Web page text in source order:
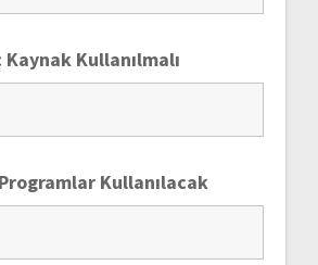
Kaynak Kullanılmalı
Kullanılacak